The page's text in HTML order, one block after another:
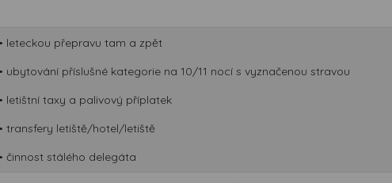
leteckou přepravu tam a zpět
ubytování příslušné kategorie na 10/11 nocí s vyznačenou stravou
letištní taxy a palivový příplatek
transfery letiště/hotel/letiště
činnost stálého delegáta